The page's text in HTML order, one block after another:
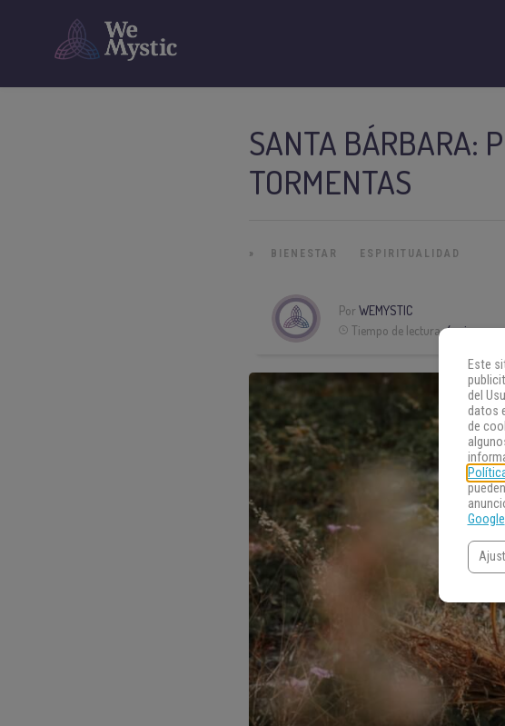
SANTA BÁRBARA:
TORMENTAS
» BIENESTAR ESPIRITUALIDAD
Por WEMYSTIC
Tiempo de lectura:4 min
Este
del
datos
de
Google